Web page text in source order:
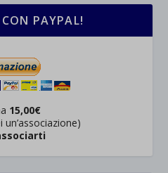
PAYPAL!
15,00€
un’associazione)